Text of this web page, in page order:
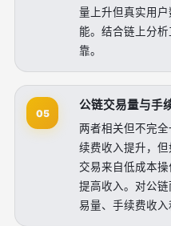
量上升但真实用
能。结合链上分
靠。
05
公链交易量与手
两者相关但不完
续费收入提升，
交易来自低成本
提高收入。对公
易量、手续费收入